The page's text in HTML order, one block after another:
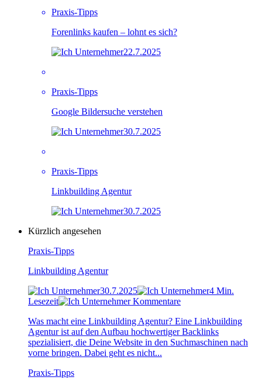
Praxis-Tipps
Forenlinks kaufen – lohnt es sich?
22.7.2025
Praxis-Tipps
Google Bildersuche verstehen
30.7.2025
Praxis-Tipps
Linkbuilding Agentur
30.7.2025
Kürzlich angesehen
Praxis-Tipps
Linkbuilding Agentur
30.7.2025
4 Min.
Lesezeit
Kommentare
Was macht eine Linkbuilding Agentur? Eine Linkbuilding
Agentur ist auf den Aufbau hochwertiger Backlinks
spezialisiert, die Deine Website in den Suchmaschinen nach
vorne bringen. Dabei geht es nicht...
Praxis-Tipps